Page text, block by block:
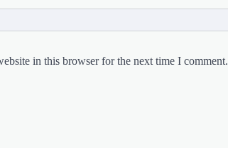
in this browser for the next time I comment.